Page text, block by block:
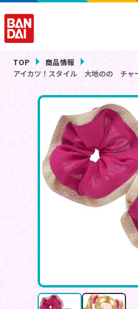
TOP
商品情報
アイカツ！スタイル 大地のの チャ